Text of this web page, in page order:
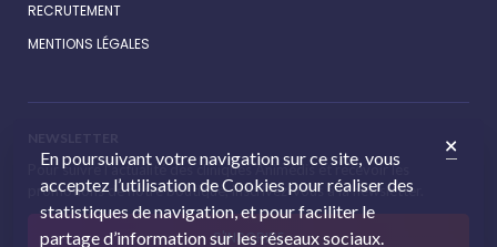
RECRUTEMENT
MENTIONS LÉGALES
Pour suivre l’actualité des cliniques Animédis et recevoir les
promotions de notre boutique, inscrivez-vous à la newsletter.
S'INSCRIRE
En poursuivant votre navigation sur ce site, vous
acceptez l’utilisation de Cookies pour réaliser des
statistiques de navigation, et pour faciliter le
partage d’information sur les réseaux sociaux.